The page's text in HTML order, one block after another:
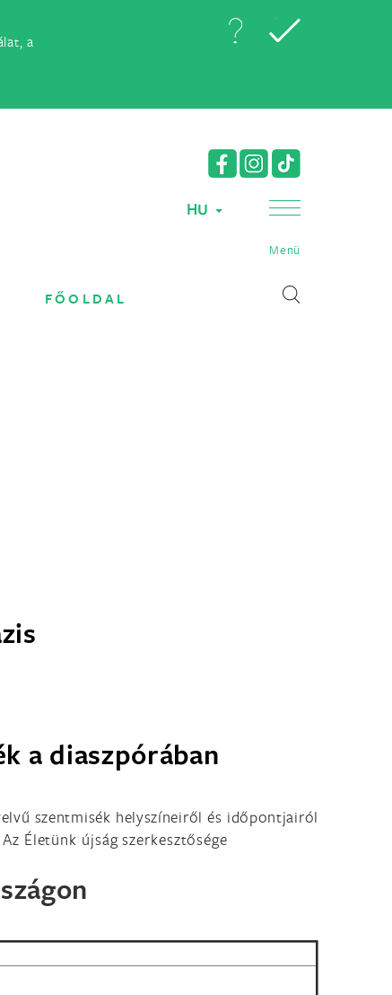
a
HU
Menü
FŐOLDAL
a diaszpórában
szentmisék helyszíneiről és időpontjairól
z Életünk újság szerkesztősége